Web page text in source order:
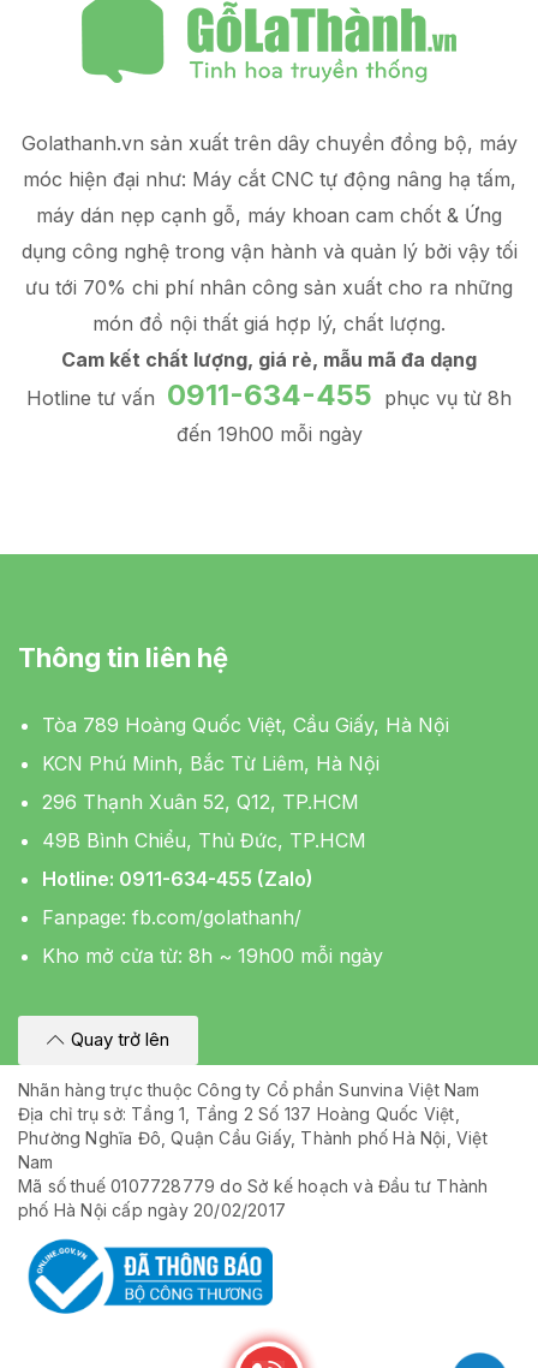
Golathanh.vn sản xuất trên dây chuyền đồng bộ, máy
móc hiện đại như: Máy cắt CNC tự động nâng hạ tấm,
máy dán nẹp cạnh gỗ, máy khoan cam chốt & Ứng
dụng công nghệ trong vận hành và quản lý bởi vậy tối
ưu tới 70% chi phí nhân công sản xuất cho ra những
món đồ nội thất giá hợp lý, chất lượng.
Cam kết chất lượng, giá rẻ, mẫu mã đa dạng
Hotline tư vấn 0911-634-455 phục vụ từ 8h
đến 19h00 mỗi ngày
Thông tin liên hệ
Tòa 789 Hoàng Quốc Việt, Cầu Giấy, Hà Nội
KCN Phú Minh, Bắc Từ Liêm, Hà Nội
296 Thạnh Xuân 52, Q12, TP.HCM
49B Bình Chiểu, Thủ Đức, TP.HCM
Hotline: 0911-634-455 (Zalo)
Fanpage: fb.com/golathanh/
Kho mở cửa từ: 8h ~ 19h00 mỗi ngày
Quay trở lên
Nhãn hàng trực thuộc Công ty Cổ phần Sunvina Việt Nam
Địa chỉ trụ sở: Tầng 1, Tầng 2 Số 137 Hoàng Quốc Việt,
Phường Nghĩa Đô, Quận Cầu Giấy, Thành phố Hà Nội, Việt
Nam
Mã số thuế 0107728779 do Sở kế hoạch và Đầu tư Thành
phố Hà Nội cấp ngày 20/02/2017